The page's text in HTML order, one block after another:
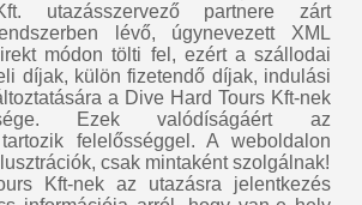
utazásszervező partnere zárt
lévő, úgynevezett XML
módon tölti fel, ezért a szállodai
díjak, külön fizetendő díjak, indulási
a Dive Hard Tours Kft-nek
Ezek valódíságáért az
felelősséggel. A weboldalon
csak mintaként szolgálnak!
Kft-nek az utazásra jelentkezés